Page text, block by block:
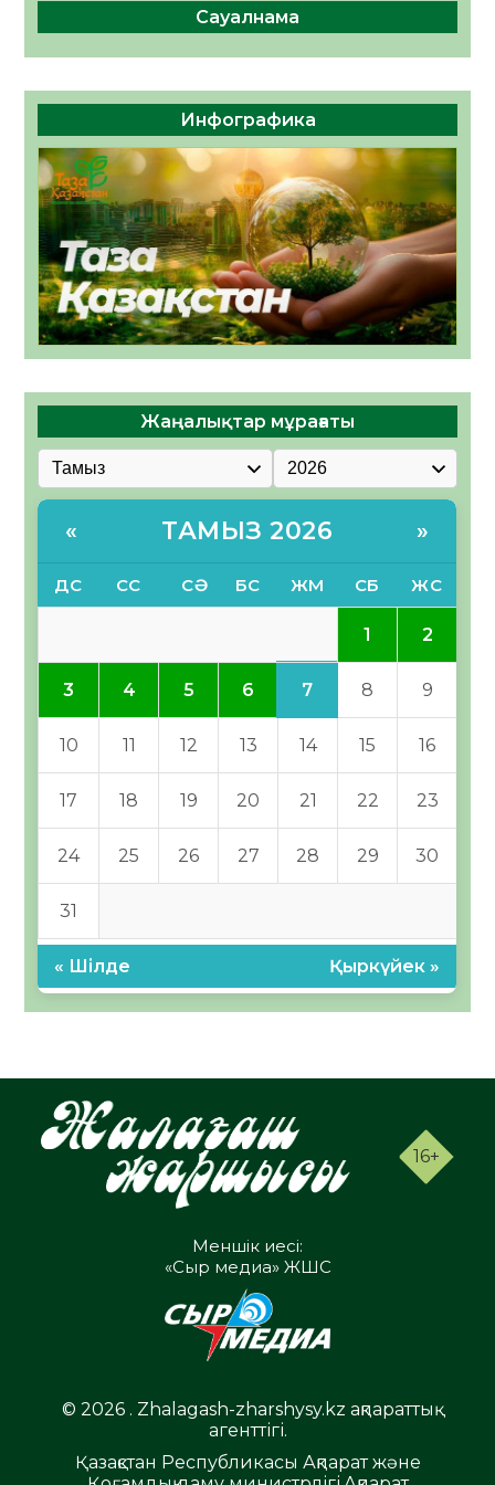
Сауалнама
Инфографика
Жаңалықтар мұрағаты
« ТАМЫЗ 2026 »
ДС СС СӘ БС ЖМ СБ ЖС
1 2
3 4 5 6 7 8 9
10 11 12 13 14 15 16
17 18 19 20 21 22 23
24 25 26 27 28 29 30
31
« Шілде Қыркүйек »
16+
Меншік иесі:
«Сыр медиа» ЖШС
© 2026 . Zhalagash-zharshysy.kz ақпараттық
агенттігі.
Қазақстан Республикасы Ақпарат және